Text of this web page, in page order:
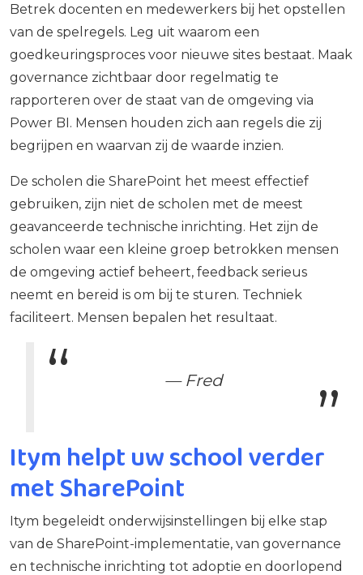
Betrek docenten en medewerkers bij het opstellen
van de spelregels. Leg uit waarom een
goedkeuringsproces voor nieuwe sites bestaat. Maak
governance zichtbaar door regelmatig te
rapporteren over de staat van de omgeving via
Power BI. Mensen houden zich aan regels die zij
begrijpen en waarvan zij de waarde inzien.
De scholen die SharePoint het meest effectief
gebruiken, zijn niet de scholen met de meest
geavanceerde technische inrichting. Het zijn de
scholen waar een kleine groep betrokken mensen
de omgeving actief beheert, feedback serieus
neemt en bereid is om bij te sturen. Techniek
faciliteert. Mensen bepalen het resultaat.
— Fred
Itym helpt uw school verder
met SharePoint
Itym begeleidt onderwijsinstellingen bij elke stap
van de SharePoint-implementatie, van governance
en technische inrichting tot adoptie en doorlopend